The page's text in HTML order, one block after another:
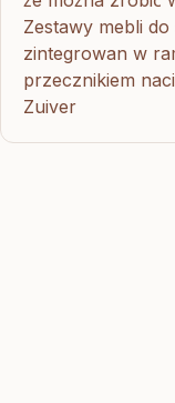
Zestawy mebli do
zintegrowan w
przecznikiem
Zuiver